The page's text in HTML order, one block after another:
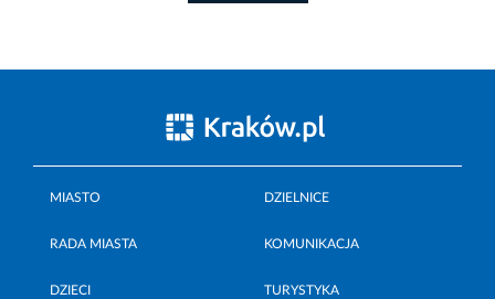
MIASTO DZIELNICE
RADA MIASTA KOMUNIKACJA
DZIECI TURYSTYKA